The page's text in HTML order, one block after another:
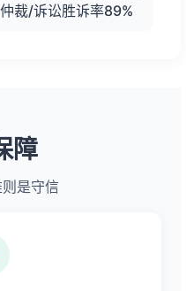
裁/诉讼胜诉率89%
障
是守信